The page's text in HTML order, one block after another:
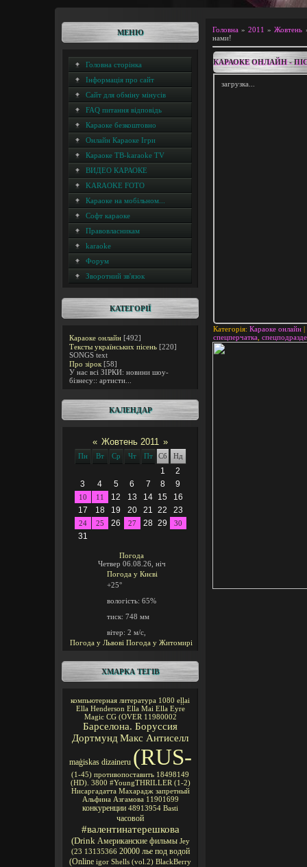
МЕНЮ
Головна сторінка
Інформація про сайт
Сайт для обміну мінусів
FAQ питання відповідь
Караоке безкоштовно
Онлайн Караоке Ігри
Караоке ТВ-karaoke TV
ВИДЕО КАРАОКЕ
KARAOKE FOTO
Караоке на мобільном...
Софт караоке
Правовласникам
karaoke
Форум
Зворотний зв'язок
КАТЕГОРІЇ
Караоке онлайн [492]
Тексты українських пісень [220]
SONGS text
Про зірок [58]
У нас всі ЗІРКИ: новини шоу-
бізнесу:: артисти...
КАЛЕНДАР
« Жовтень 2011 »
Пн Вт Ср Чт Пт Сб Нд
1
2
3
4 5 6 7 8 9
10 11 12 13 14 15
16
17
18 19 20 21 22 23
24 25 26 27 28 29 30
31
Погода
Четвер 06.08.26, ніч
Погода у Києві
+25°
вологість: 65%
тиск: 748 мм
вітер: 2 м/с,
Погода у Львові Погода у Житомирі
ХМАРКА ТЕГІВ
компьютерная литература 1080 eļļai
Ella Henderson Ella Mai Ella Eyre
Magic CG (OVER 11980002
Барселона. Боруссия
Дортмунд Макс Антиселл
maģiskas dizaineru (RUS-
(1-45) противопоставить 18498149
(HD). 3800 #YoungTHRILLER (1-2)
Нисаргадатта Махарадж запретный
Альфина Азгамова 11901699
конкуренции 48913954 Basti
часовой
#валентинатерешкова
(Drink Американские фильмы Jey
(23 13135366 20000 лье под водой
(Online igor Shells (vol.2) BlackBerry
Головна »2011 » Жовтень
нами!
КАРАОКЕ ОНЛАЙН -
загрузка...
Категорія: Караоке онлайн |
спецперчатка